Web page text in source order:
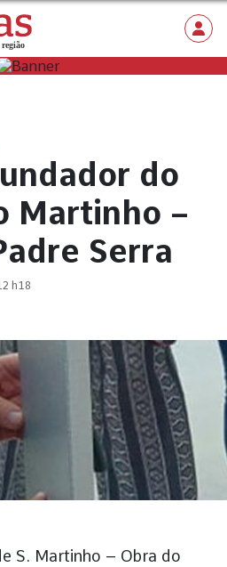
do
Martinho –
Serra
h18
S. Martinho – Obra do